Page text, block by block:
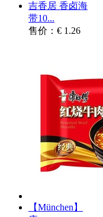
吉香居 香卤海
带10...
售价：€ 1.26
【München】